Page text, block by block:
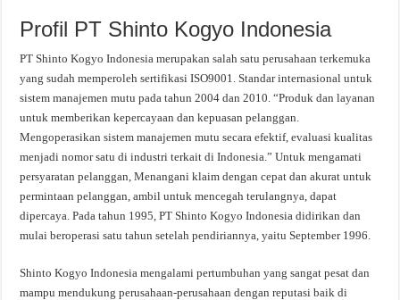
Profil PT Shinto Kogyo Indonesia
PT Shinto Kogyo Indonesia merupakan salah satu perusahaan terkemuka
yang sudah memperoleh sertifikasi ISO9001. Standar internasional untuk
sistem manajemen mutu pada tahun 2004 dan 2010. “Produk dan layanan
untuk memberikan kepercayaan dan kepuasan pelanggan.
Mengoperasikan sistem manajemen mutu secara efektif, evaluasi kualitas
menjadi nomor satu di industri terkait di Indonesia.” Untuk mengamati
persyaratan pelanggan, Menangani klaim dengan cepat dan akurat untuk
permintaan pelanggan, ambil untuk mencegah terulangnya, dapat
dipercaya. Pada tahun 1995, PT Shinto Kogyo Indonesia didirikan dan
mulai beroperasi satu tahun setelah pendiriannya, yaitu September 1996.
Shinto Kogyo Indonesia mengalami pertumbuhan yang sangat pesat dan
mampu mendukung perusahaan-perusahaan dengan reputasi baik di